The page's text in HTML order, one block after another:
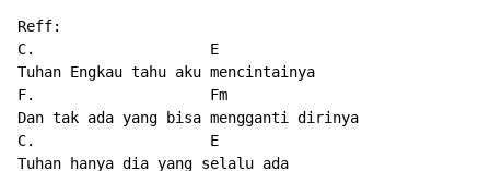
Reff:
C.                    E
Tuhan Engkau tahu aku mencintainya
F.                    Fm
Dan tak ada yang bisa mengganti dirinya
C.                    E
Tuhan hanya dia yang selalu ada